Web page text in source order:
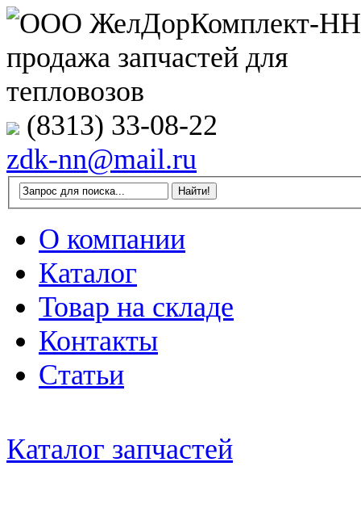
(8313) 33-08-22
zdk-nn@mail.ru
О компании
Каталог
Товар на складе
Контакты
Статьи
Каталог запчастей